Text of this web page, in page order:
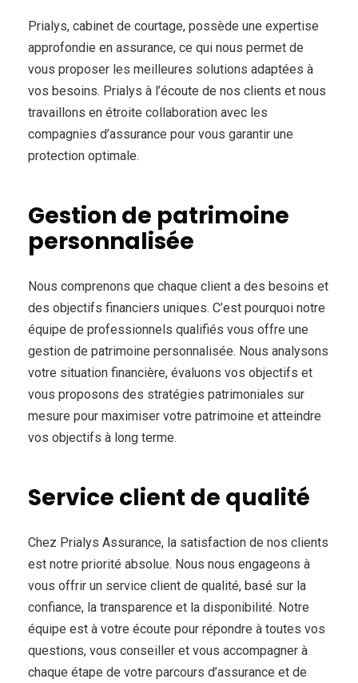
Prialys, cabinet de courtage, possède une expertise
approfondie en assurance, ce qui nous permet de
vous proposer les meilleures solutions adaptées à
vos besoins. Prialys à l’écoute de nos clients et nous
travaillons en étroite collaboration avec les
compagnies d’assurance pour vous garantir une
protection optimale.
Gestion de patrimoine
personnalisée
Nous comprenons que chaque client a des besoins et
des objectifs financiers uniques. C’est pourquoi notre
équipe de professionnels qualifiés vous offre une
gestion de patrimoine personnalisée. Nous analysons
votre situation financière, évaluons vos objectifs et
vous proposons des stratégies patrimoniales sur
mesure pour maximiser votre patrimoine et atteindre
vos objectifs à long terme.
Service client de qualité
Chez Prialys Assurance, la satisfaction de nos clients
est notre priorité absolue. Nous nous engageons à
vous offrir un service client de qualité, basé sur la
confiance, la transparence et la disponibilité. Notre
équipe est à votre écoute pour répondre à toutes vos
questions, vous conseiller et vous accompagner à
chaque étape de votre parcours d’assurance et de